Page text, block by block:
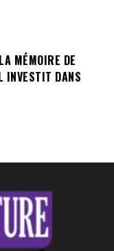
MÉMOIRE DE
INVESTIT DANS